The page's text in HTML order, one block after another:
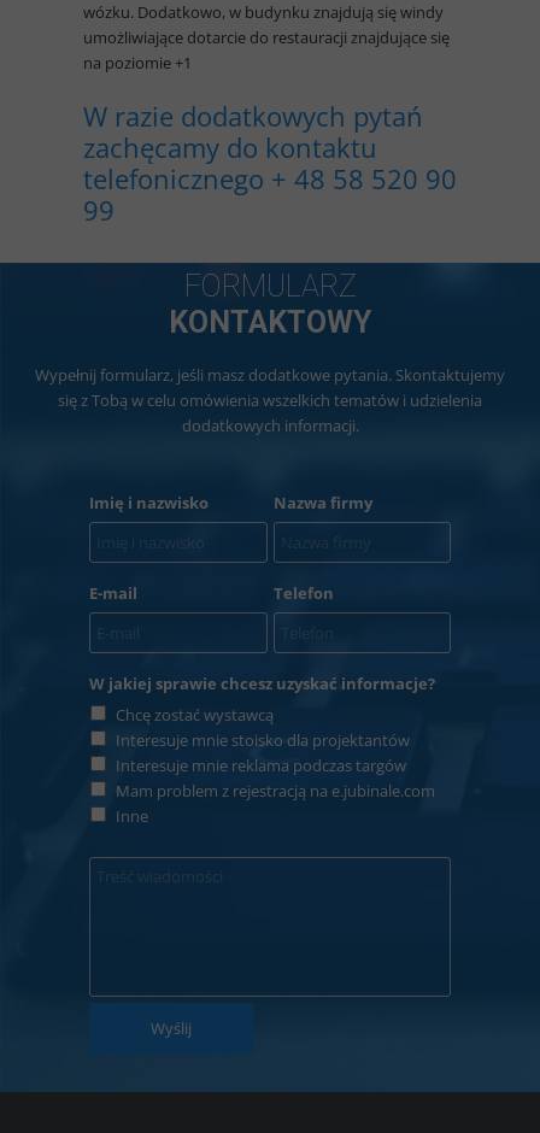
wózku. Dodatkowo, w budynku znajdują się windy
umożliwiające dotarcie do restauracji znajdujące się
na poziomie +1
W razie dodatkowych pytań
zachęcamy do kontaktu
telefonicznego + 48 58 520 90
99
FORMULARZ
KONTAKTOWY
Wypełnij formularz, jeśli masz dodatkowe pytania. Skontaktujemy
się z Tobą w celu omówienia wszelkich tematów i udzielenia
dodatkowych informacji.
Imię i nazwisko Nazwa firmy
E-mail Telefon
W jakiej sprawie chcesz uzyskać informacje?
Chcę zostać wystawcą
Interesuje mnie stoisko dla projektantów
Interesuje mnie reklama podczas targów
Mam problem z rejestracją na e.jubinale.com
Inne
Wyślij